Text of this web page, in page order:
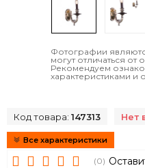
Фотографии
могут отличаться от
Рекомендуем
характеристиками и
Код товара: 147313 Нет
Все характеристики
(0)